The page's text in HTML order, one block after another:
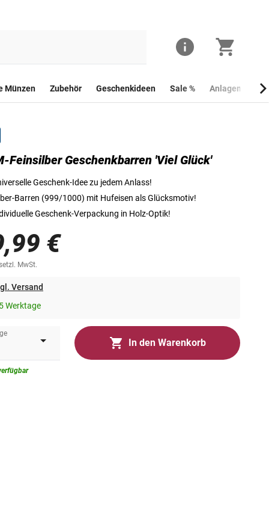
Münzen Zubehör Geschenkideen Sale % Anlagemünzen
Dies ist die Vorderseite des MDM-Feinsilber
Feinsilber Geschenkbarren 'Viel Glück'
Geschenk-Idee zu jedem Anlass!
Barren (999/1000) mit Hufeisen als Glücksmotiv!
Geschenk-Verpackung in Holz-Optik!
€
MwSt.
Versand
Werktage
In den Warenkorb